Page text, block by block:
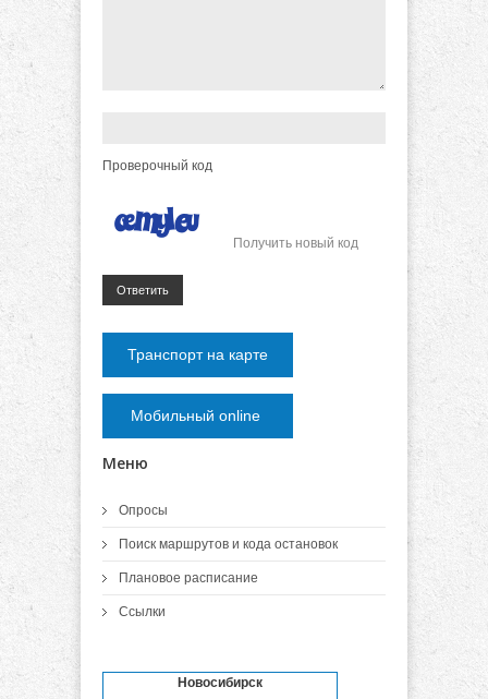
Проверочный код
Получить новый код
Ответить
Транспорт на карте
Мобильный online
Меню
Опросы
Поиск маршрутов и кода остановок
Плановое расписание
Ссылки
Новосибирск